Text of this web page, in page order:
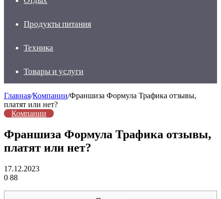
Продукты питания
Техника
Товары и услуги
Главная/Компании/Франшиза Формула Трафика отзывы,
платят или нет?
Компании
Франшиза Формула Трафика отзывы,
платят или нет?
17.12.2023
0 88